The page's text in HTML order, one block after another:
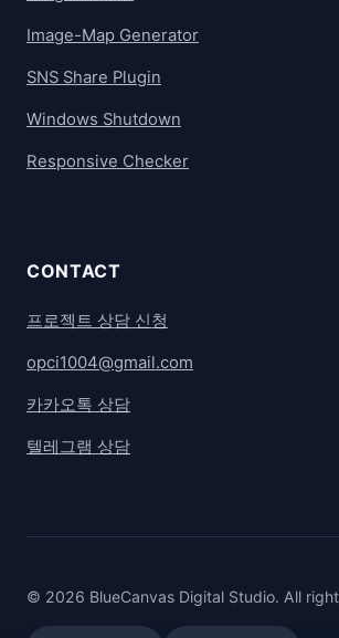
Image-Map Generator
SNS Share Plugin
Windows Shutdown
Responsive Checker
CONTACT
프로젝트 상담 신청
opci1004@gmail.com
카카오톡 상담
텔레그램 상담
© 2026 BlueCanvas Digital Studio. All